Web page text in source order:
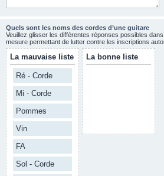
Quels sont les noms des cordes d’une guitare
Veuillez glisser les différentes réponses possibles
mesure permettant de lutter contre les inscriptions
La mauvaise liste
Ré - Corde
Mi - Corde
Pommes
Vin
FA
Sol - Corde
La bonne liste